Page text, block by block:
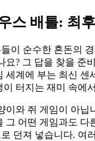
스 배틀: 최
이 순수한 혼돈의
요? 그 답을 찾을 준
세계에 부는 최신 센
이 터지는 재미 속에
이와 쥐 게임이 아닙
그 어떤 게임과도 다
던져 넣습니다. 여